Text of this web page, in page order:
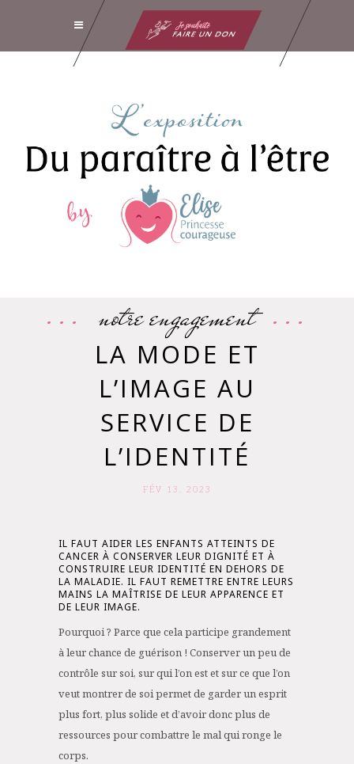
notre engagement
LA MODE ET
L’IMAGE AU
SERVICE DE
L’IDENTITÉ
FÉV 13. 2023
IL FAUT AIDER LES ENFANTS ATTEINTS DE
CANCER À CONSERVER LEUR DIGNITÉ ET À
CONSTRUIRE LEUR IDENTITÉ EN DEHORS DE
LA MALADIE. IL FAUT REMETTRE ENTRE LEURS
MAINS LA MAÎTRISE DE LEUR APPARENCE ET
DE LEUR IMAGE.
Pourquoi ? Parce que cela participe grandement
à leur chance de guérison ! Conserver un peu de
contrôle sur soi, sur qui l’on est et sur ce que l’on
veut montrer de soi permet de garder un esprit
plus fort, plus solide et d’avoir donc plus de
ressources pour combattre le mal qui ronge le
corps.